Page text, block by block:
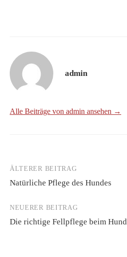
admin
Alle Beiträge von admin ansehen →
Beitrags-
Navigation
ÄLTERER BEITRAG
Natürliche Pflege des Hundes
NEUERER BEITRAG
Die richtige Fellpflege beim Hund